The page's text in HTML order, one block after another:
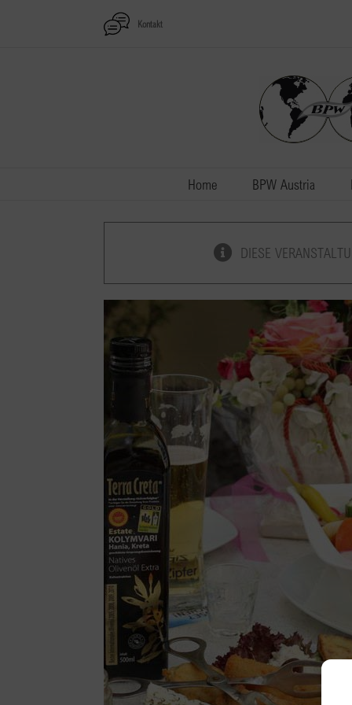
Kontakt
Home BPW Austria
DIESE